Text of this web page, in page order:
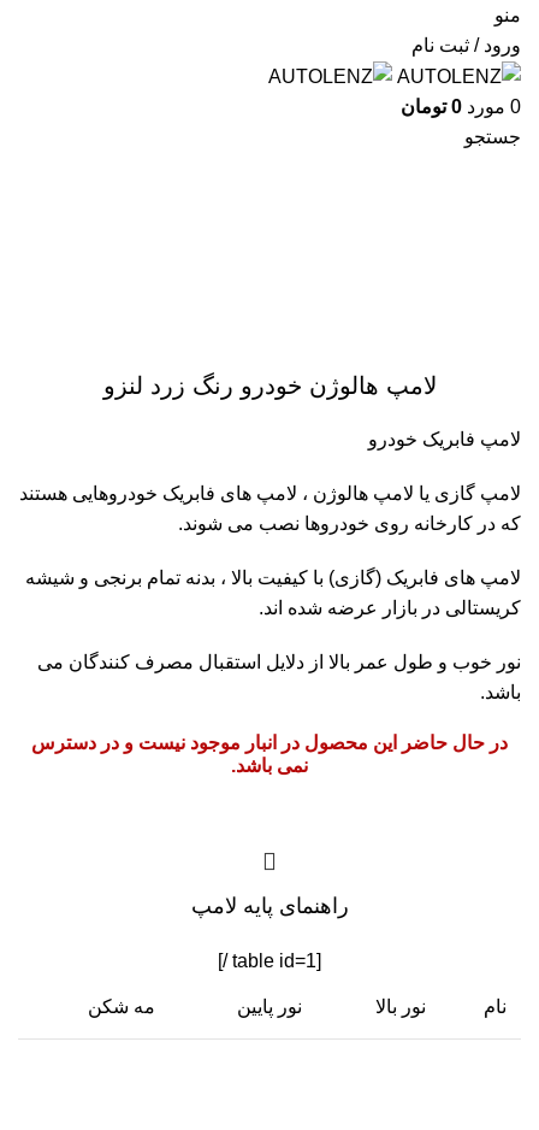
منو
ورود / ثبت نام
0 مورد 0 تومان
جستجو
لامپ هالوژن خودرو رنگ زرد لنزو
لامپ فابریک خودرو
لامپ گازی یا لامپ هالوژن ، لامپ های فابریک خودروهایی هستند
که در کارخانه روی خودروها نصب می شوند.
لامپ های فابریک (گازی) با کیفیت بالا ، بدنه تمام برنجی و شیشه
کریستالی در بازار عرضه شده اند.
نور خوب و طول عمر بالا از دلایل استقبال مصرف کنندگان می
باشد.
در حال حاضر این محصول در انبار موجود نیست و در دسترس
نمی باشد.
راهنمای پایه لامپ
[table id=1 /]
نام نور بالا نور پایین مه شکن